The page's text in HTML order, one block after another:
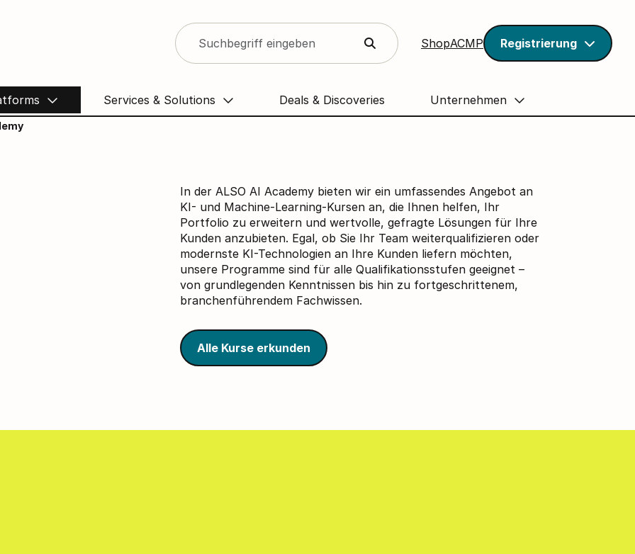
ShopACMP Registrierung
Services & Solutions Deals & Discoveries Unternehmen
In der ALSO AI Academy bieten wir ein umfassendes Angebot an
KI- und Machine-Learning-Kursen an, die Ihnen helfen, Ihr
Portfolio zu erweitern und wertvolle, gefragte Lösungen für Ihre
Kunden anzubieten. Egal, ob Sie Ihr Team weiterqualifizieren oder
modernste KI-Technologien an Ihre Kunden liefern möchten,
unsere Programme sind für alle Qualifikationsstufen geeignet –
von grundlegenden Kenntnissen bis hin zu fortgeschrittenem,
branchenführendem Fachwissen.
Alle Kurse erkunden